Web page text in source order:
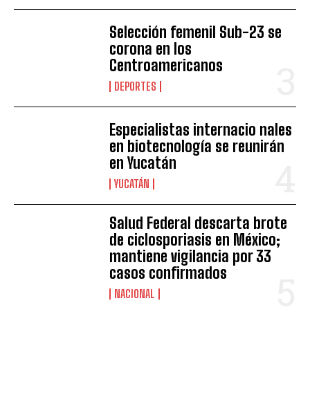
Selección femenil Sub-23 se
corona en los
Centroamericanos
DEPORTES
Especialistas internacio nales
en biotecnología se reunirán
en Yucatán
YUCATÁN
Salud Federal descarta brote
de ciclosporiasis en México;
mantiene vigilancia por 33
casos confirmados
NACIONAL